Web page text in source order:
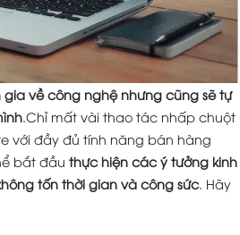
về công nghệ nhưng cũng sẽ tự
.Chỉ mất vài thao tác nhấp chuột
với đầy đủ tính năng bán hàng
bắt đầu thực hiện các ý tưởng kinh
tốn thời gian và công sức. Hãy